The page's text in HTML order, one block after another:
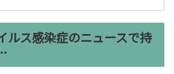
ルス感染症のニュースで持